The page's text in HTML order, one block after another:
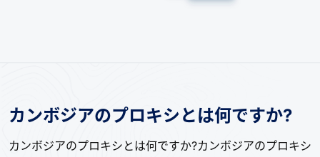
カンボジアのプロキシとは何ですか?
カンボジアのプロキシとは何ですか?カンボジアのプロキシ